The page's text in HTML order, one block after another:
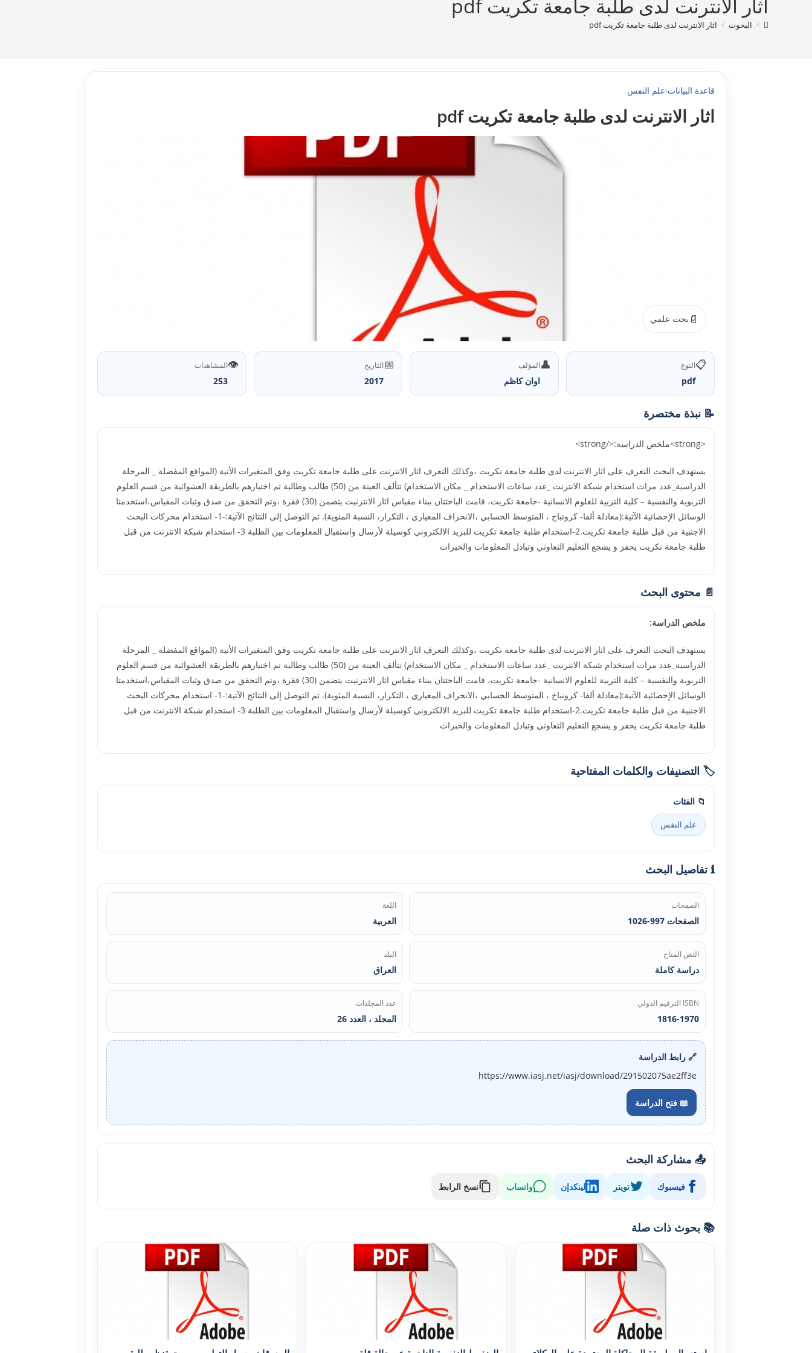
اثار الانترنت لدى طلبة جامعة تكريت pdf
> البحوث > اثار الانترنت لدى طلبة جامعة تكريت pdf
قاعدة البيانات›علم النفس
اثار الانترنت لدى طلبة جامعة تكريت pdf
📄 بحث علمي
📋النوع
pdf
👤المؤلف
اوان كاظم
📅التاريخ
2017
👁️المشاهدات
253
📝 نبذة مختصرة
<strong>ملخص الدراسة:</strong>
يستهدف البحث التعرف على اثار الانترنت لدى طلبة جامعة تكريت ،وكذلك التعرف اثار الانترنت على طلبة جامعة تكريت وفق المتغيرات الأتية (المواقع المفضلة _ المرحلة
الدراسية_عدد مرات استخدام شبكة الانترنت _عدد ساعات الاستخدام _ مكان الاستخدام) تتألف العينة من (50) طالب وطالبة تم اختيارهم بالطريقة العشوائية من قسم العلوم
التربوية والنفسية – كلية التربية للعلوم الانسانية -جامعة تكريت، قامت الباحثتان ببناء مقياس اثار الانترنيت يتضمن (30) فقرة ،وتم التحقق من صدق وثبات المقياس،استخدمتا
الوسائل الإحصائية الآتية:(معادلة ألفا- كرونباخ ، المتوسط الحسابي ،الانحراف المعياري ، التكرار، النسبة المئوية). تم التوصل إلى النتائج الآتية:-1- استخدام محركات البحث
الاجنبية من قبل طلبة جامعة تكريت.2-استخدام طلبة جامعة تكريت للبريد الالكتروني كوسيلة لأرسال واستقبال المعلومات بين الطلبة 3- استخدام شبكة الانترنت من قبل
طلبة جامعة تكريت يحفز و يشجع التعليم التعاوني وتبادل المعلومات والخبرات
📄 محتوى البحث
ملخص الدراسة:
يستهدف البحث التعرف على اثار الانترنت لدى طلبة جامعة تكريت ،وكذلك التعرف اثار الانترنت على طلبة جامعة تكريت وفق المتغيرات الأتية (المواقع المفضلة _ المرحلة
الدراسية_عدد مرات استخدام شبكة الانترنت _عدد ساعات الاستخدام _ مكان الاستخدام) تتألف العينة من (50) طالب وطالبة تم اختيارهم بالطريقة العشوائية من قسم العلوم
التربوية والنفسية – كلية التربية للعلوم الانسانية -جامعة تكريت، قامت الباحثتان ببناء مقياس اثار الانترنيت يتضمن (30) فقرة ،وتم التحقق من صدق وثبات المقياس،استخدمتا
الوسائل الإحصائية الآتية:(معادلة ألفا- كرونباخ ، المتوسط الحسابي ،الانحراف المعياري ، التكرار، النسبة المئوية). تم التوصل إلى النتائج الآتية:-1- استخدام محركات البحث
الاجنبية من قبل طلبة جامعة تكريت.2-استخدام طلبة جامعة تكريت للبريد الالكتروني كوسيلة لأرسال واستقبال المعلومات بين الطلبة 3- استخدام شبكة الانترنت من قبل
طلبة جامعة تكريت يحفز و يشجع التعليم التعاوني وتبادل المعلومات والخبرات
🏷️ التصنيفات والكلمات المفتاحية
📁 الفئات
علم النفس
ℹ️ تفاصيل البحث
الصفحات
الصفحات 997-1026
اللغة
العربية
النص المتاح
دراسة كاملة
البلد
العراق
ISBN الترقيم الدولي
1816-1970
عدد المجلدات
المجلد ، العدد 26
🔗 رابط الدراسة
https://www.iasj.net/iasj/download/291502075ae2ff3e
📖 فتح الدراسة
📤 مشاركة البحث
فيسبوك تويتر لينكدإن واتساب نسخ الرابط
📚 بحوث ذات صلة